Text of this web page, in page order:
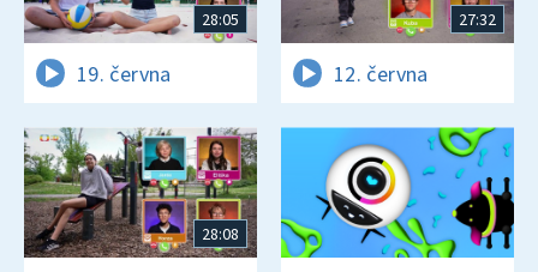
28:05
19. června
27:32
12. června
28:08